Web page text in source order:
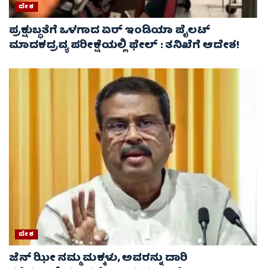
ದೇಶ
ಪ್ರಕ್ಷುಬ್ಧತೆಗೆ ಒಳಗಾದ ಏರ್ ಇಂಡಿಯಾ ಪೈಲಟ್
ಮಾದಕದ್ರವ್ಯ ಪರೀಕ್ಷೆಯಲ್ಲಿ ಫೇಲ್ : ತನಿಖೆಗೆ ಆದೇಶ!
ದೇಶ
ಜೆನ್ ಝೀ ನಮ್ಮ ಮಕ್ಕಳು, ಅವರನ್ನು ದಾರಿ